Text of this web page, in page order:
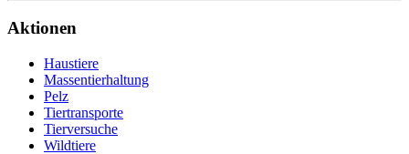
Aktionen
Haustiere
Massentierhaltung
Pelz
Tiertransporte
Tierversuche
Wildtiere